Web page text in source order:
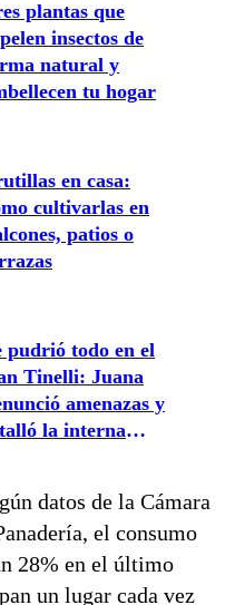
plantas que
insectos de
natural y
tu hogar
en casa:
cultivarlas en
patios o
pudrió todo en el
Tinelli: Juana
amenazas y
la interna
datos de la Cámara
el consumo
28% en el último
un lugar cada vez